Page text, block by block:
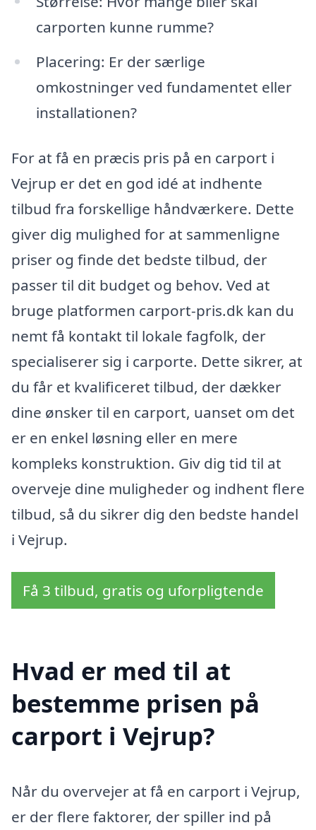
carporten kunne rumme?
Placering: Er der særlige
omkostninger ved fundamentet eller
installationen?
For at få en præcis pris på en carport i
Vejrup er det en god idé at indhente
tilbud fra forskellige håndværkere. Dette
giver dig mulighed for at sammenligne
priser og finde det bedste tilbud, der
passer til dit budget og behov. Ved at
bruge platformen carport-pris.dk kan du
nemt få kontakt til lokale fagfolk, der
specialiserer sig i carporte. Dette sikrer, at
du får et kvalificeret tilbud, der dækker
dine ønsker til en carport, uanset om det
er en enkel løsning eller en mere
kompleks konstruktion. Giv dig tid til at
overveje dine muligheder og indhent flere
tilbud, så du sikrer dig den bedste handel
i Vejrup.
Få 3 tilbud, gratis og uforpligtende
Hvad er med til at
bestemme prisen på
carport i Vejrup?
Når du overvejer at få en carport i Vejrup,
er der flere faktorer, der spiller ind på